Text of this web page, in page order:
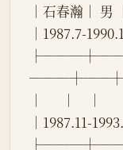
│石春瀚│ 男
│1987.7-
│      │    │
│1987.11-